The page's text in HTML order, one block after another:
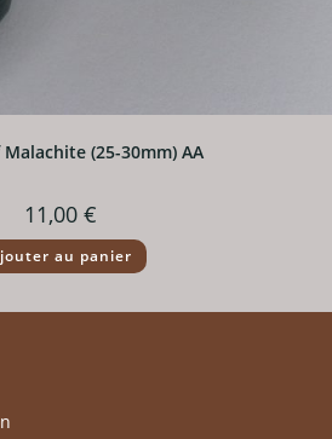
(25-30mm) AA
11,00 €
au panier